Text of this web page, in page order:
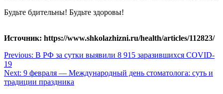
Будьте бдительны! Будьте здоровы!
Источник: https://www.shkolazhizni.ru/health/articles/112823/
Навигация
по
записям
Previous: В РФ за сутки выявили 8 915 заразившихся COVID-
19
Next: 9 февраля — Международный день стоматолога: суть и
традиции праздника